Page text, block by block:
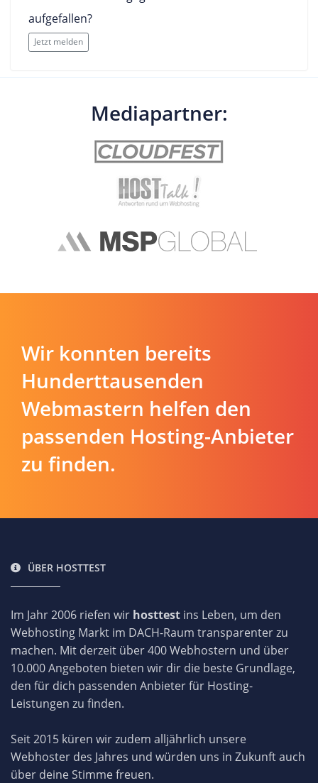
aufgefallen?
Jetzt melden
Mediapartner:
Wir konnten bereits
Hunderttausenden
Webmastern helfen den
passenden Hosting-Anbieter
zu finden.
ÜBER HOSTTEST
Im Jahr 2006 riefen wir hosttest ins Leben, um den
Webhosting Markt im DACH-Raum transparenter zu
machen. Mit derzeit über 400 Webhostern und über
10.000 Angeboten bieten wir dir die beste Grundlage,
den für dich passenden Anbieter für Hosting-
Leistungen zu finden.
Seit 2015 küren wir zudem alljährlich unsere
Webhoster des Jahres und würden uns in Zukunft auch
über deine Stimme freuen.